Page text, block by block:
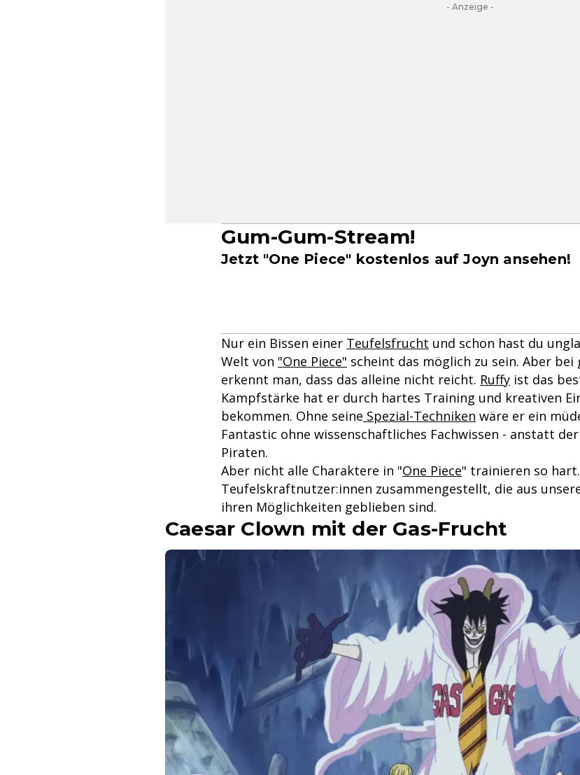
- Anzeige -
Gum-Gum-Stream!
Jetzt "One Piece" kostenlos auf Joyn ansehen!
Nur ein Bissen einer Teufelsfrucht und schon hast du
Welt von "One Piece" scheint das möglich zu sein. Aber bei
erkennt man, dass das alleine nicht reicht. Ruffy ist das
Kampfstärke hat er durch hartes Training und kreativen
bekommen. Ohne seine Spezial-Techniken wäre er ein
Fantastic ohne wissenschaftliches Fachwissen - anstatt
Piraten.
Aber nicht alle Charaktere in "One Piece" trainieren so
Teufelskraftnutzer:innen zusammengestellt, die aus
ihren Möglichkeiten geblieben sind.
Caesar Clown mit der Gas-Frucht